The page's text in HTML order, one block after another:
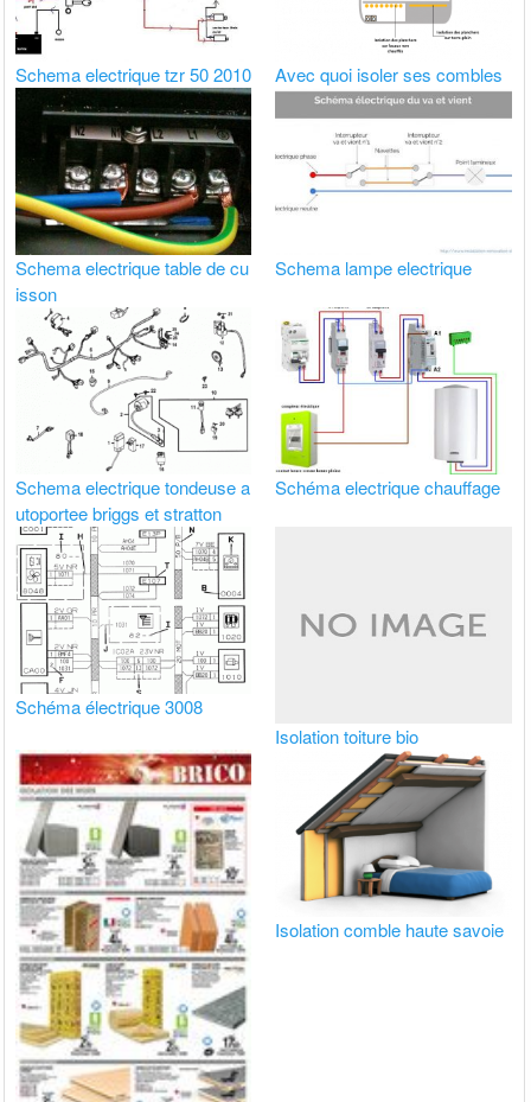
Schema electrique tzr 50 2010 Avec quoi isoler ses combles
Schema electrique table de cu
isson
Schema lampe electrique
Schema electrique tondeuse a
utoportee briggs et stratton
Schéma electrique chauffage
Schéma électrique 3008
Isolation toiture bio
Isolation comble haute savoie